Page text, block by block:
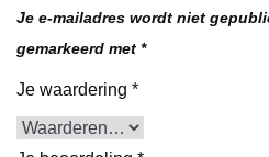
Je e-mailadres wordt niet
gemarkeerd met *
Je waardering *